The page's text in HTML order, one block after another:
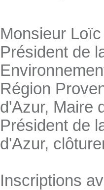
Monsieur
Président de
Région
d'Azur, Maire
Président de
d'Azur,
Inscriptions